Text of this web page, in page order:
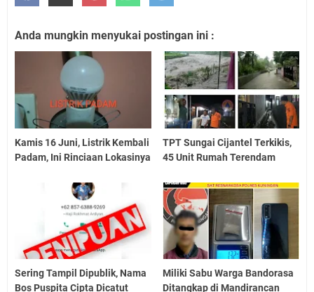
Anda mungkin menyukai postingan ini :
Kamis 16 Juni, Listrik Kembali
Padam, Ini Rinciaan Lokasinya
TPT Sungai Cijantel Terkikis,
45 Unit Rumah Terendam
Sering Tampil Dipublik, Nama
Bos Puspita Cipta Dicatut
Miliki Sabu Warga Bandorasa
Ditangkap di Mandirancan